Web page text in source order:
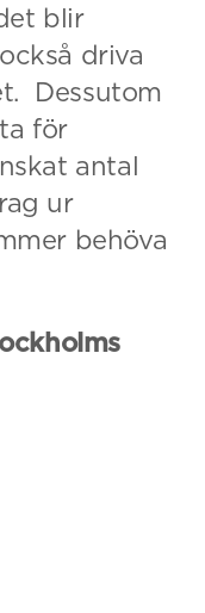
blir
driva
Dessutom
för
antal
ur
behöva